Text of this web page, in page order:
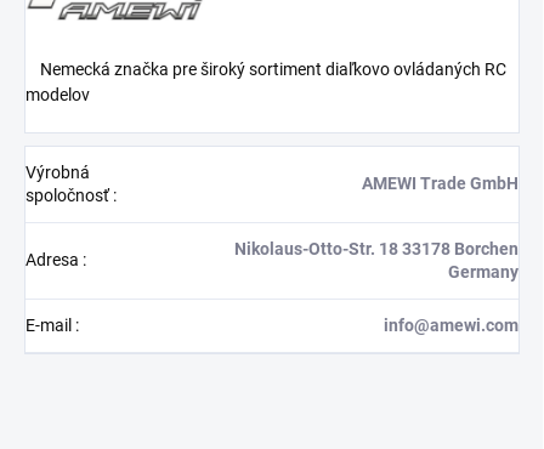
Nemecká značka pre široký sortiment diaľkovo ovládaných RC
modelov
Výrobná
spoločnosť:
AMEWI Trade GmbH
Adresa :
Nikolaus-Otto-Str. 18 33178 Borchen
Germany
E-mail : info@amewi.com